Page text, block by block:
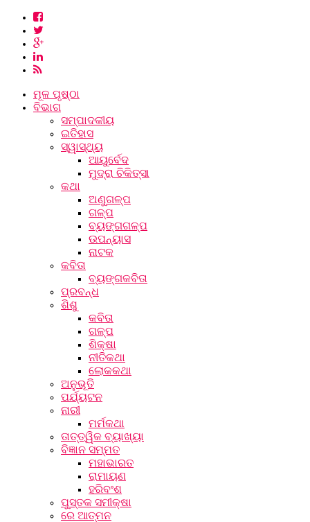
ମୂଳ ପୃଷ୍ଠା
ବିଭାଗ
ସମ୍ପାଦକୀୟ
ଇତିହାସ
ସ୍ୱାସ୍ଥ୍ୟ
ଆୟୁର୍ବେଦ
ମୁଦ୍ରା ଚିକିତ୍ସା
କଥା
ଅଣୁଗଳ୍ପ
ଗଳ୍ପ
ବ୍ୟଙ୍ଗଗଳ୍ପ
ଉପନ୍ୟାସ
ନାଟକ
କବିତା
ବ୍ୟଙ୍ଗକବିତା
ପ୍ରବନ୍ଧ
ଶିଶୁ
କବିତା
ଗଳ୍ପ
ଶିକ୍ଷା
ନୀତିକଥା
ଲୋକକଥା
ଅନୁଭୂତି
ପର୍ଯ୍ୟଟନ
ନାରୀ
ମର୍ମକଥା
ତାତ୍ତ୍ୱିକ ବ୍ୟାଖ୍ୟା
ବିଜ୍ଞାନ ସମ୍ମତ
ମହାଭାରତ
ରାମାୟଣ
ହରିବଂଶ
ପୁସ୍ତକ ସମୀକ୍ଷା
ରେ ଆତ୍ମନ